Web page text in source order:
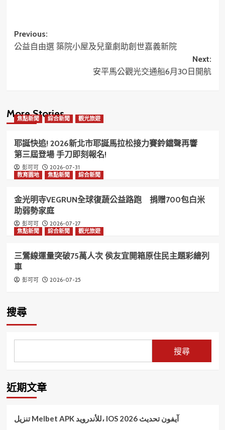
Post
navigation
Previous:
公益自由選 築院小屋及兒童劇助創世嘉義新院
Next:
安平馬公觀光交通船6月30日開航
More Stories
焦點新聞 綜合新聞 觀光旅遊
耶誕快追! 2026新北市耶誕馬拉松接力賽鈴鐺聲再響
第三屆登場 手刀即刻報名!
彭可可
2026-07-31
教育園地
焦點新聞 綜合新聞
金光明寺VEGRUN全球復蔬公益路跑 捐贈700包白米
助弱勢家庭
彭可可
2026-07-27
焦點新聞
綜合新聞 觀光旅遊
三鶯線運量突破75萬人次 侯友宜開箱原住民主題彩繪列
車
彭可可 2026-07-25
搜尋
搜尋
近期文章
تنزيل Melbet APK للأندرويد، IOS آيفون تحديث 2026